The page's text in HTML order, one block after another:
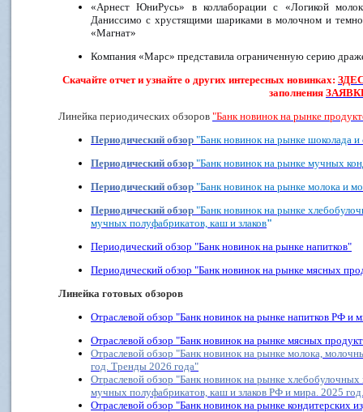
«Арнест ЮниРусь» в коллаборации с «Логикой
Даниссимо с хрустящими шариками в молочном и
«Магнат»
Компания «Марс» представила ограниченную серию
Скачайте отчет и узнайте о других интересных новинках:
заполнения
Линейка периодических обзоров "Банк новинок на рынке
Периодический обзор "Банк новинок на рынке шоколада
Периодический обзор "Банк новинок на рынке мучных
Периодический обзор "Банк новинок на рынке молока и
Периодический обзор "Банк новинок на рынке
мучных полуфабрикатов, каш и злаков"
Периодический обзор "Банк новинок на рынке напитков"
Периодический обзор "Банк новинок на рынке мясных
Линейка готовых обзоров
Отраслевой обзор "Банк новинок на рынке напитков РФ и
Отраслевой обзор "Банк новинок на рынке мясных
Отраслевой обзор "Банк новинок на рынке молока,
год. Тренды 2026 года"
Отраслевой обзор "Банк новинок на рынке
мучных полуфабрикатов, каш и злаков РФ и мира. 2025
Отраслевой обзор "Банк новинок на рынке кондитерских